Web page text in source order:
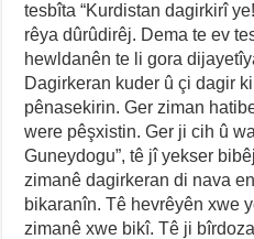
tesbîta “Kurdistan dagirkirî
rêya dûrûdirêj. Dema te ev
hewldanên te li gora
Dagirkeran kuder û çi dagir
pênasekirin. Ger ziman
were pêşxistin. Ger ji cih û
Guneydogu”, tê jî yekser
zimanê dagirkeran di nava
bikaranîn. Tê hevrêyên xwe
zimanê xwe bikî. Tê ji